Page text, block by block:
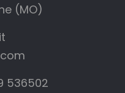
(MO)
536502